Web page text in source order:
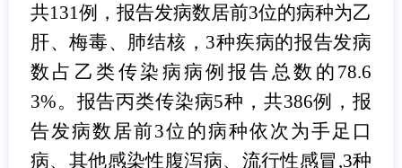
共131例，报告发病数居前3位的病种为乙
肝、梅毒、肺结核， 3种疾病的报告发病
数占乙类传染病病例报告总数的 78.6
3%。报告丙类传染病5种，共386例，报
告发病数居前3位的病种依次为手足口
病、其他感染性腹泻病、流行性感冒 ,3种